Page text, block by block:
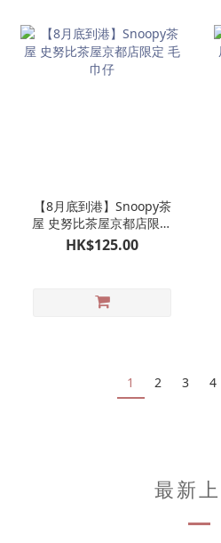
【8月底到港】Snoopy茶
屋 史努比茶屋京都店限定
毛巾仔
HK$125.00
1 2 3 4
最新